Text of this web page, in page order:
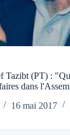
Tazibt (PT) :
dans
16 mai 2017